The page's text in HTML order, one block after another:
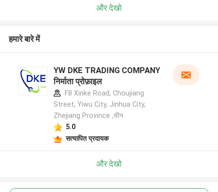
और देखो
हमारे बारे में
YW DKE TRADING COMPANY
निर्माता प्रोफ़ाइल
F8 Xinke Road, Choujiang
Street, Yiwu City, Jinhua City,
Zhejiang Province ,चीन
5.0
सत्यापित प्रदायक
और देखो